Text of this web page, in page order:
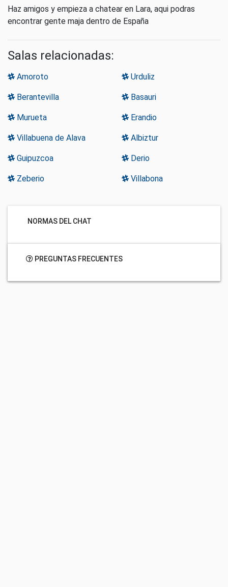
Haz amigos y empieza a chatear en Lara, aqui podras
encontrar gente maja dentro de España
Salas relacionadas:
Amoroto Urduliz
Berantevilla Basauri
Murueta Erandio
Villabuena de Alava Albiztur
Guipuzcoa Derio
Zeberio Villabona
NORMAS DEL CHAT
PREGUNTAS FRECUENTES